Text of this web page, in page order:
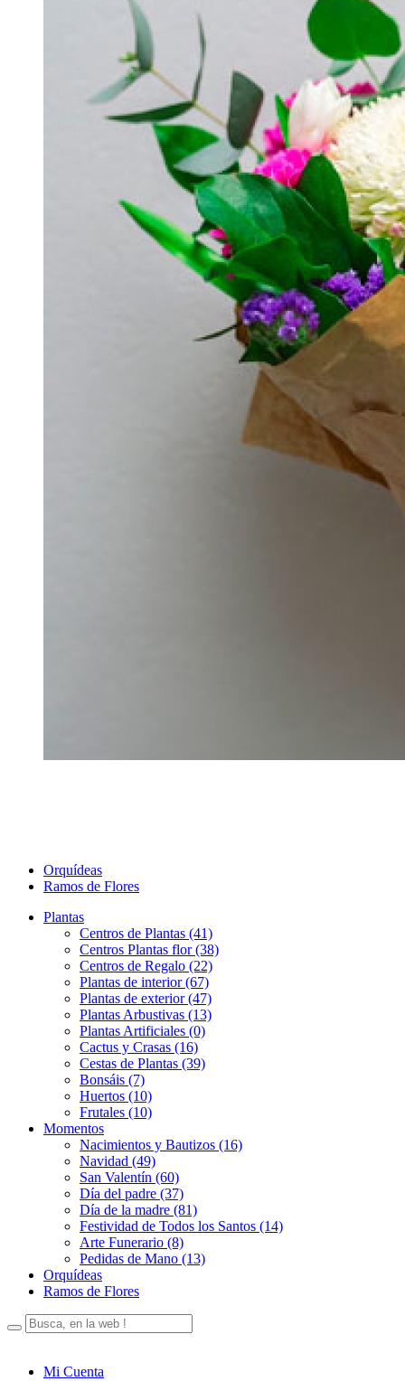
Orquídeas
Ramos de Flores
Plantas
Centros de Plantas (41)
Centros Plantas flor (38)
Centros de Regalo (22)
Plantas de interior (67)
Plantas de exterior (47)
Plantas Arbustivas (13)
Plantas Artificiales (0)
Cactus y Crasas (16)
Cestas de Plantas (39)
Bonsáis (7)
Huertos (10)
Frutales (10)
Momentos
Nacimientos y Bautizos (16)
Navidad (49)
San Valentín (60)
Día del padre (37)
Día de la madre (81)
Festividad de Todos los Santos (14)
Arte Funerario (8)
Pedidas de Mano (13)
Orquídeas
Ramos de Flores
Mi Cuenta